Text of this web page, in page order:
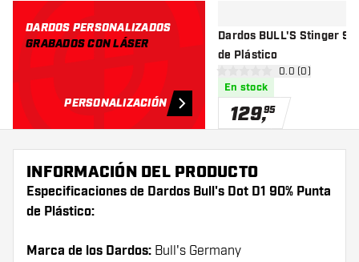
DARDOS PERSONALIZADOS
GRABADOS CON LÁSER
PERSONALIZACIÓN
Dardos BULL'S Stinger
de Plástico
abrir panel de
0 estrellas de puntuación
0.0 (0)
En stock
129,95
INFORMACIÓN DEL PRODUCTO
Especificaciones de Dardos Bull's Dot D1 90% Punta
de Plástico:
Marca de los Dardos: Bull's Germany